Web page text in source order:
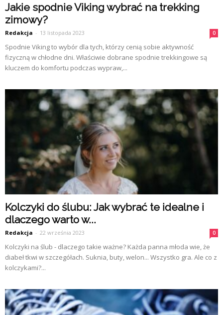
Jakie spodnie Viking wybrać na trekking
zimowy?
Redakcja - 13 listopada 2023 0
Spodnie Viking to wybór dla tych, którzy cenią sobie aktywność
fizyczną w chłodne dni. Właściwie dobrane spodnie trekkingowe są
kluczem do komfortu podczas wypraw,...
Kolczyki do ślubu: Jak wybrać te idealne i
dlaczego warto w...
Redakcja - 22 września 2023 0
Kolczyki na ślub - dlaczego takie ważne? Każda panna młoda wie, że
diabeł tkwi w szczegółach. Suknia, buty, welon... Wszystko gra. Ale co z
kolczykami?...